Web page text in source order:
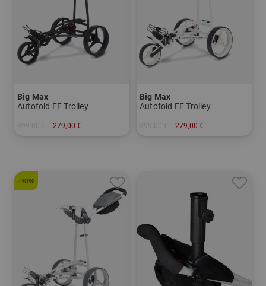
Big Max
Autofold FF Trolley
279,00 €
Big Max
Autofold FF Trolley
279,00 €
-30%